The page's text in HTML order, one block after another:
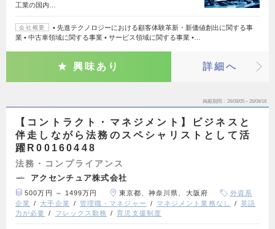
工業の国内…
会社概要
• 先進テクノロジーにおける顧客体験革新・新価値創出に関する事
業 • 中古車領域に関する事業 • サービス領域に関する事業 •…
興味あり 詳細へ
掲載期間 26/08/05～26/08/18
【コントラクト・マネジメント】ビジネスと
伴走しながら法務のスペシャリストとして活
躍R00160448
法務・コンプライアンス
アクセンチュア株式会社
500万円 ～ 1499万円 東京都、神奈川県、大阪府
外資系
企業
大手企業 管理職・マネジャー マネジメント業務なし
英語
力が必要
フレックス勤務 育児支援制度